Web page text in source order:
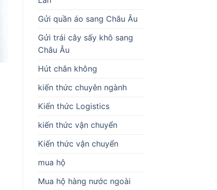
Gửi quần áo sang Châu Âu
Gửi trái cây sấy khô sang
Châu Âu
Hút chân không
kiến thức chuyên ngành
Kiến thức Logistics
kiến thức vận chuyển
Kiến thức vận chuyển
mua hộ
Mua hộ hàng nước ngoài